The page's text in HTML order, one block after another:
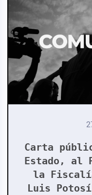
Carta
Estado, al
la
Luis